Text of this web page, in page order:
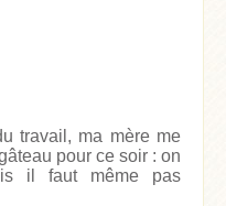
travail, ma mère me
pour ce soir : on
il faut même pas